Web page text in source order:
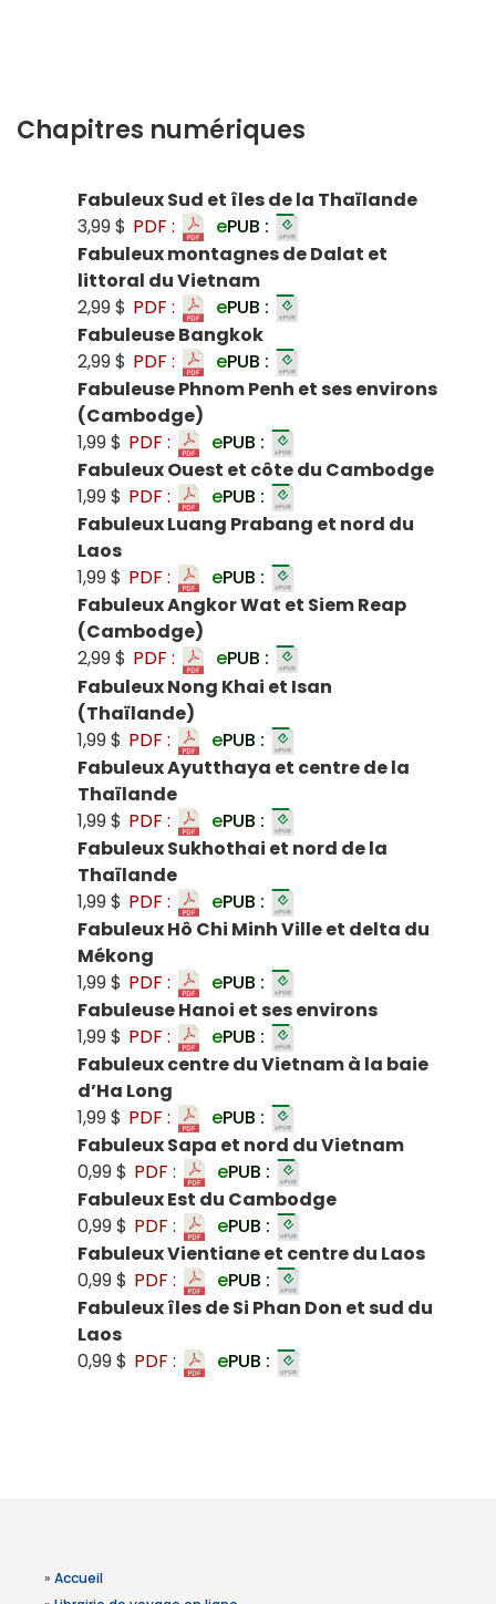
Chapitres numériques
Fabuleux Sud et îles de la Thaïlande
3,99 $ PDF : ePUB :
Fabuleux montagnes de Dalat et
littoral du Vietnam
2,99 $ PDF : ePUB :
Fabuleuse Bangkok
2,99 $ PDF : ePUB :
Fabuleuse Phnom Penh et ses environs
(Cambodge)
1,99 $ PDF : ePUB :
Fabuleux Ouest et côte du Cambodge
1,99 $ PDF : ePUB :
Fabuleux Luang Prabang et nord du
Laos
1,99 $ PDF : ePUB :
Fabuleux Angkor Wat et Siem Reap
(Cambodge)
2,99 $ PDF : ePUB :
Fabuleux Nong Khai et Isan
(Thaïlande)
1,99 $ PDF : ePUB :
Fabuleux Ayutthaya et centre de la
Thaïlande
1,99 $ PDF : ePUB :
Fabuleux Sukhothai et nord de la
Thaïlande
1,99 $ PDF : ePUB :
Fabuleux Hô Chi Minh Ville et delta du
Mékong
1,99 $ PDF : ePUB :
Fabuleuse Hanoi et ses environs
1,99 $ PDF : ePUB :
Fabuleux centre du Vietnam à la baie
d’Ha Long
1,99 $ PDF : ePUB :
Fabuleux Sapa et nord du Vietnam
0,99 $ PDF : ePUB :
Fabuleux Est du Cambodge
0,99 $ PDF : ePUB :
Fabuleux Vientiane et centre du Laos
0,99 $ PDF : ePUB :
Fabuleux îles de Si Phan Don et sud du
Laos
0,99 $ PDF : ePUB :
» Accueil